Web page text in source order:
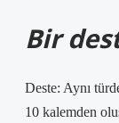
Bir
Deste: Aynı
10 kalemden